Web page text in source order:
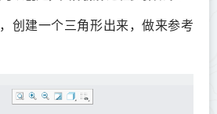
创建一个三角形出来，做来参考